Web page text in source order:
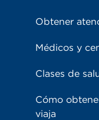
Obtener
Médicos y
Clases de
Cómo
viaja